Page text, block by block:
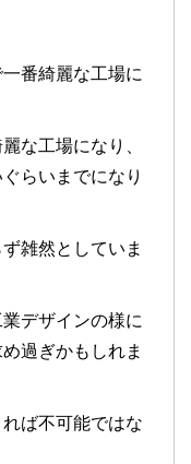
番綺麗な工場に
な工場になり、
らいまでになり
雑然としていま
デザインの様に
過ぎかもしれま
ば不可能ではな